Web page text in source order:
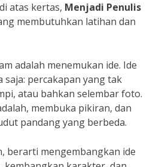
atas kertas, Menjadi Penulis
membutuhkan latihan dan
adalah menemukan ide. Ide
saja: percakapan yang tak
atau bahkan selembar foto.
membuka pikiran, dan
pandang yang berbeda.
berarti mengembangkan ide